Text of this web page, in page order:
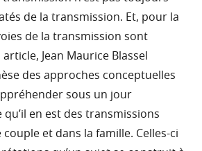
de la transmission. Et, pour la
de la transmission sont
Jean Maurice Blassel
des approches conceptuelles
sous un jour
qu’il en est des transmissions
et dans la famille. Celles-ci